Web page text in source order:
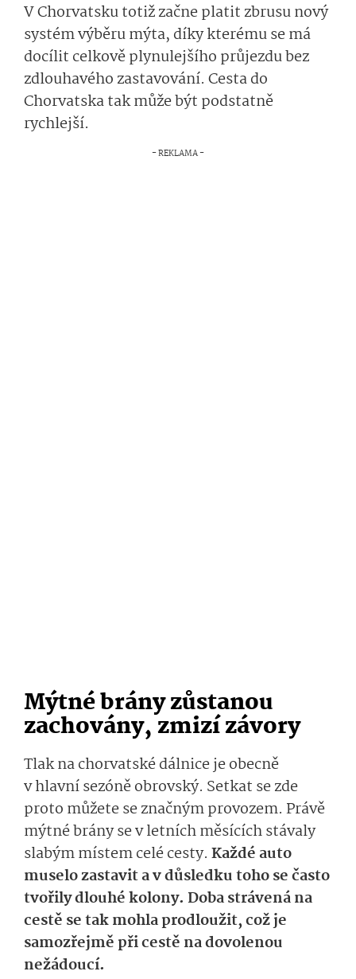
V Chorvatsku totiž začne platit zbrusu nový
systém výběru mýta, díky kterému se má
docílit celkově plynulejšího průjezdu bez
zdlouhavého zastavování. Cesta do
Chorvatska tak může být podstatně
rychlejší.
Mýtné brány zůstanou
zachovány, zmizí závory
Tlak na chorvatské dálnice je obecně
v hlavní sezóně obrovský. Setkat se zde
proto můžete se značným provozem. Právě
mýtné brány se v letních měsících stávaly
slabým místem celé cesty. Každé auto
muselo zastavit a v důsledku toho se často
tvořily dlouhé kolony. Doba strávená na
cestě se tak mohla prodloužit, což je
samozřejmě při cestě na dovolenou
nežádoucí.